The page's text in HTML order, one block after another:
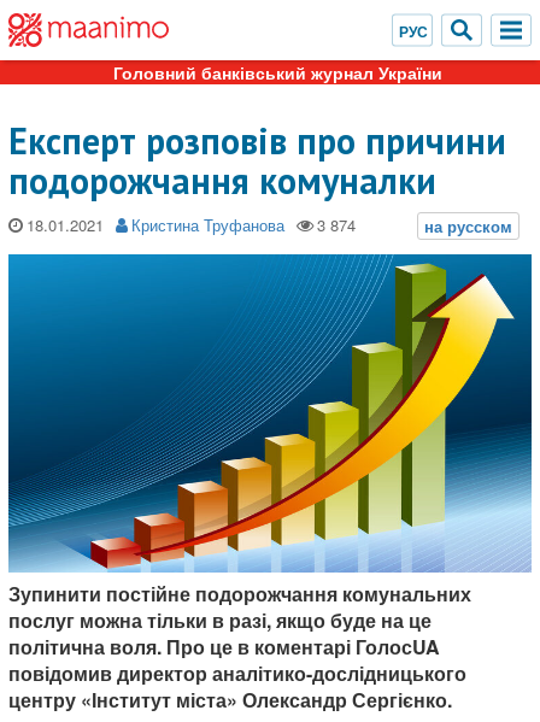
Головний банківський журнал України
Експерт розповів про причини
подорожчання комуналки
18.01.2021 Кристина Труфанова
Зупинити постійне подорожчання комунальних
послуг можна тільки в разі, якщо буде на це
політична воля. Про це в коментарі ГолосUA
повідомив директор аналітико-дослідницького
центру «Інститут міста» Олександр Сергієнко.